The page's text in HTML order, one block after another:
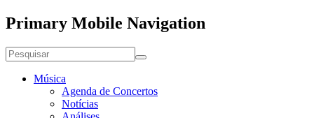
Primary Mobile Navigation
Música
Agenda de Concertos
Notícias